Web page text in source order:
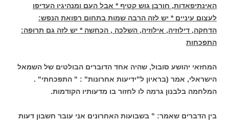
האינתיפאדות, חורבן גוש קטיף * אבל העם ומנהיגיו העדיפו
לעצום עיניים * יש לזה הרבה שמות בתחום רפואת הנפש:
הדחקה, דילוזיה, אילוזיה, השלכה , הכחשה * יש לזה גם תרופה:
התפכחות
המחזאי יהושע סובול, שהיה אחד הדוברים הבולטים של השמאל
הישראלי, אמר (בראיון ל"ידיעות אחרונות" : " התפכחתי" .
המלחמה בלבנון גרמה לו לחזור בו מדעותיו הקודמות.
בין הדברים שאמר: " בשבועות האחרונים אני עובר חשבון דעות